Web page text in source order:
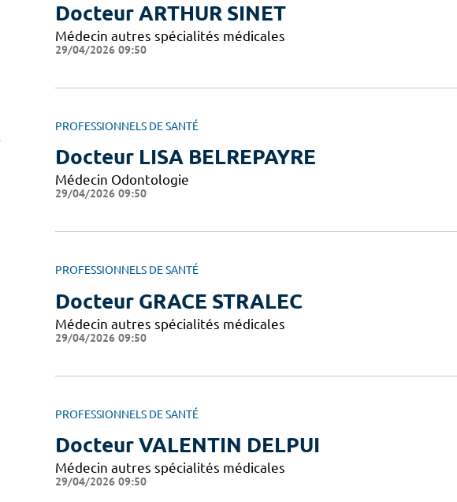
Docteur ARTHUR SINET
Médecin autres spécialités médicales
29/04/2026 09:50
PROFESSIONNELS DE SANTÉ
Docteur LISA BELREPAYRE
Médecin Odontologie
29/04/2026 09:50
PROFESSIONNELS DE SANTÉ
Docteur GRACE STRALEC
Médecin autres spécialités médicales
29/04/2026 09:50
PROFESSIONNELS DE SANTÉ
Docteur VALENTIN DELPUI
Médecin autres spécialités médicales
29/04/2026 09:50